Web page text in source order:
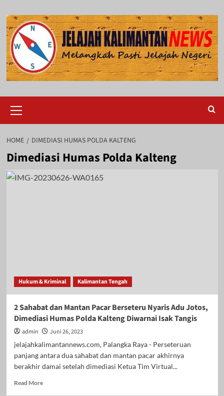
to
content
Menu
HOME DIMEDIASI HUMAS POLDA KALTENG
Dimediasi Humas Polda Kalteng
Hukum & Kriminal Kalimantan Tengah
2 Sahabat dan Mantan Pacar Berseteru Nyaris Adu Jotos,
Dimediasi Humas Polda Kalteng Diwarnai Isak Tangis
admin
Juni 26, 2023
jelajahkalimantannews.com, Palangka Raya - Perseteruan
panjang antara dua sahabat dan mantan pacar akhirnya
berakhir damai setelah dimediasi Ketua Tim Virtual...
Read MoreRead